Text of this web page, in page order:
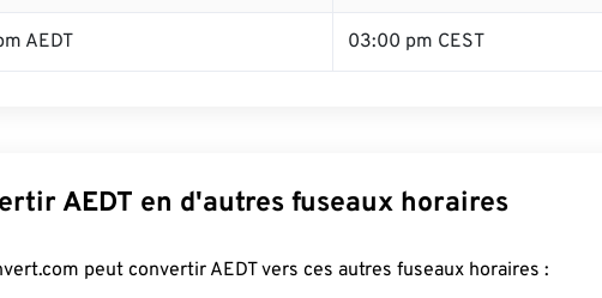
AEDT 03:00 pm CEST
AEDT en d'autres fuseaux horaires
peut convertir AEDT vers ces autres fuseaux horaires :